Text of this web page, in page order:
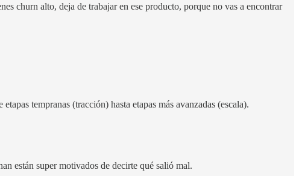
churn alto, deja de trabajar en ese producto, porque no vas a encontrar
tempranas (tracción) hasta etapas más avanzadas (escala).
están super motivados de decirte qué salió mal.